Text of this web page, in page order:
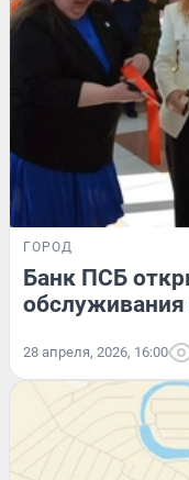
ГОРОД
Банк ПСБ
обслуживания
28 апреля, 2026, 16:00